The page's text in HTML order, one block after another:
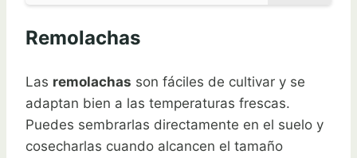
Remolachas
Las remolachas son fáciles de cultivar y se
adaptan bien a las temperaturas frescas.
Puedes sembrarlas directamente en el suelo y
cosecharlas cuando alcancen el tamaño